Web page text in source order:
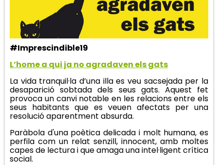
#Imprescindible19
L’home a qui ja no agradaven els gats
La vida tranquil·la d’una illa es veu sacsejada per la
desaparició sobtada dels seus gats. Aquest fet
provoca un canvi notable en les relacions entre els
seus habitants que es veuen afectats per una
resolució aparentment absurda.
Paràbola d'una poètica delicada i molt humana, es
perfila com un relat senzill, innocent, amb moltes
capes de lectura i que amaga una intel·ligent crítica
social.